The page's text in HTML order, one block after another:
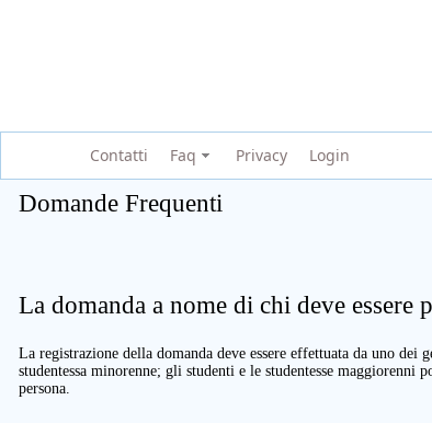
Contatti Faq Privacy Login
Domande Frequenti
La domanda a nome di chi deve essere
La registrazione della domanda deve essere effettuata da uno dei
studentessa minorenne; gli studenti e le studentesse maggiorenni
persona.